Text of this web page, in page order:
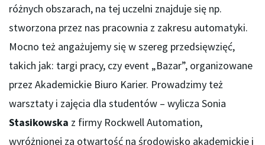
różnych obszarach, na tej uczelni znajduje się np.
stworzona przez nas pracownia z zakresu automatyki.
Mocno też angażujemy się w szereg przedsięwzięć,
takich jak: targi pracy, czy event „Bazar”, organizowane
przez Akademickie Biuro Karier. Prowadzimy też
warsztaty i zajęcia dla studentów – wylicza Sonia
Stasikowska z firmy Rockwell Automation,
wyróżnionej za otwartość na środowisko akademickie i